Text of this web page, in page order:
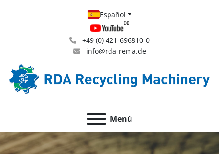
+49 (0) 421-696810-0
info@rda-rema.de
Español
Menú